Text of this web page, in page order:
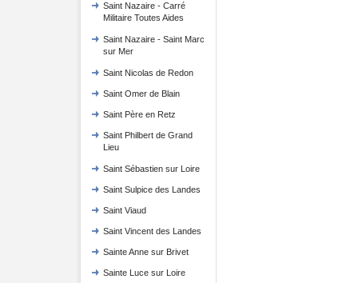
Saint Nazaire - Carré
Militaire Toutes Aides
Saint Nazaire - Saint Marc
sur Mer
Saint Nicolas de Redon
Saint Omer de Blain
Saint Père en Retz
Saint Philbert de Grand
Lieu
Saint Sébastien sur Loire
Saint Sulpice des Landes
Saint Viaud
Saint Vincent des Landes
Sainte Anne sur Brivet
Sainte Luce sur Loire